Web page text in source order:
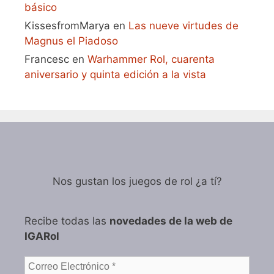
básico
KissesfromMarya en Las nueve virtudes de
Magnus el Piadoso
Francesc en Warhammer Rol, cuarenta
aniversario y quinta edición a la vista
Nos gustan los juegos de rol ¿a tí?
Recibe todas las novedades de la web de
IGARol